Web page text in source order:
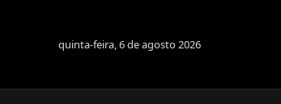
quinta-feira, 6 de agosto 2026